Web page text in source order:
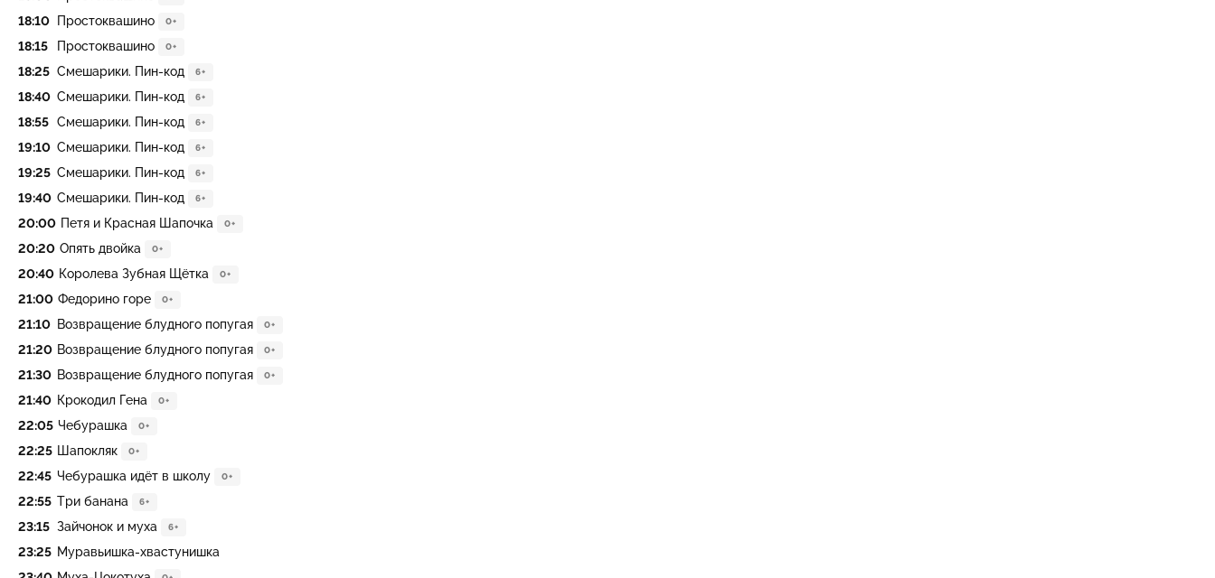
18:10 Простоквашино 0+
18:15 Простоквашино 0+
18:25 Смешарики. Пин-код 6+
18:40 Смешарики. Пин-код 6+
18:55 Смешарики. Пин-код 6+
19:10 Смешарики. Пин-код 6+
19:25 Смешарики. Пин-код 6+
19:40 Смешарики. Пин-код 6+
20:00 Петя и Красная Шапочка 0+
20:20 Опять двойка 0+
20:40 Королева Зубная Щётка 0+
21:00 Федорино горе 0+
21:10 Возвращение блудного попугая 0+
21:20 Возвращение блудного попугая 0+
21:30 Возвращение блудного попугая 0+
21:40 Крокодил Гена 0+
22:05 Чебурашка 0+
22:25 Шапокляк 0+
22:45 Чебурашка идёт в школу 0+
22:55 Три банана 6+
23:15 Зайчонок и муха 6+
23:25 Муравьишка-хвастунишка